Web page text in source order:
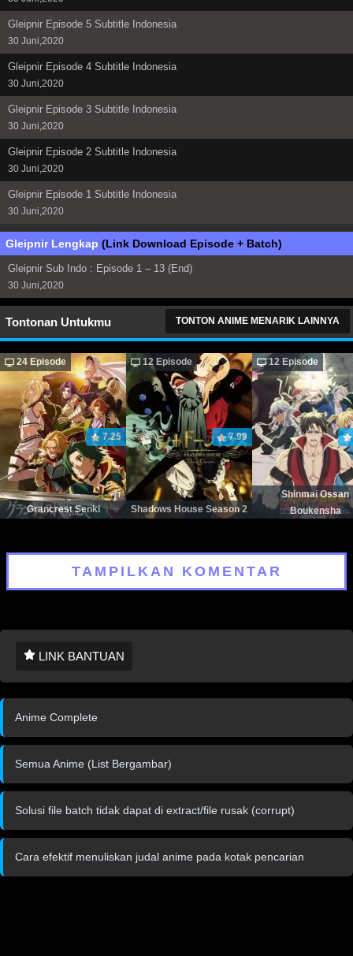
Gleipnir Episode 5 Subtitle Indonesia
30 Juni,2020
Gleipnir Episode 4 Subtitle Indonesia
30 Juni,2020
Gleipnir Episode 3 Subtitle Indonesia
30 Juni,2020
Gleipnir Episode 2 Subtitle Indonesia
30 Juni,2020
Gleipnir Episode 1 Subtitle Indonesia
30 Juni,2020
Gleipnir Lengkap (Link Download Episode + Batch)
Gleipnir Sub Indo : Episode 1 – 13 (End)
30 Juni,2020
Tontonan Untukmu TONTON ANIME MENARIK LAINNYA
24 Episode
7.25
Grancrest Senki
12 Episode
7.99
Shadows House Season 2
12 Episode
Shinmai Ossan
Boukensha
TAMPILKAN KOMENTAR
LINK BANTUAN
Anime Complete
Semua Anime (List Bergambar)
Solusi file batch tidak dapat di extract/file rusak (corrupt)
Cara efektif menuliskan judal anime pada kotak pencarian